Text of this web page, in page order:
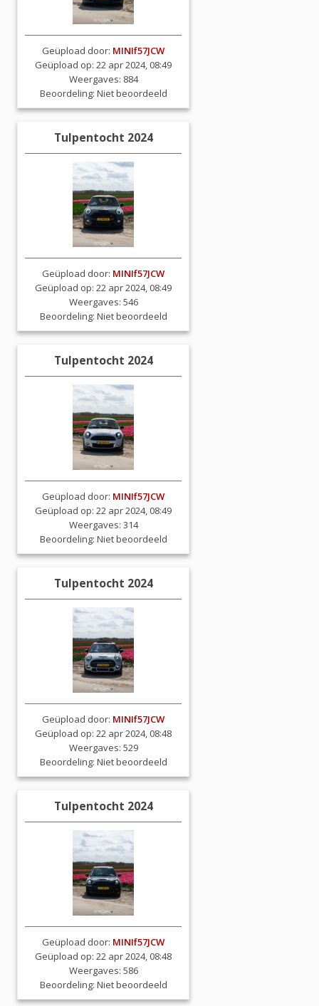
Geüpload door: MINIf57JCW
Geüpload op: 22 apr 2024, 08:49
Weergaves: 884
Beoordeling: Niet beoordeeld
Tulpentocht 2024
Geüpload door: MINIf57JCW
Geüpload op: 22 apr 2024, 08:49
Weergaves: 546
Beoordeling: Niet beoordeeld
Tulpentocht 2024
Geüpload door: MINIf57JCW
Geüpload op: 22 apr 2024, 08:49
Weergaves: 314
Beoordeling: Niet beoordeeld
Tulpentocht 2024
Geüpload door: MINIf57JCW
Geüpload op: 22 apr 2024, 08:48
Weergaves: 529
Beoordeling: Niet beoordeeld
Tulpentocht 2024
Geüpload door: MINIf57JCW
Geüpload op: 22 apr 2024, 08:48
Weergaves: 586
Beoordeling: Niet beoordeeld